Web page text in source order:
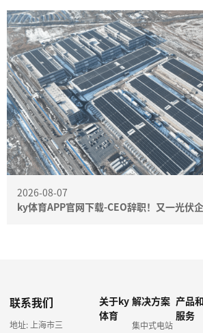
2026-08-07
ky体育APP官网下载-CEO辞职！又一光伏
联系我们
地址: 上海市三
关于ky
体育
解决方案
集中式电站
产品和
服务